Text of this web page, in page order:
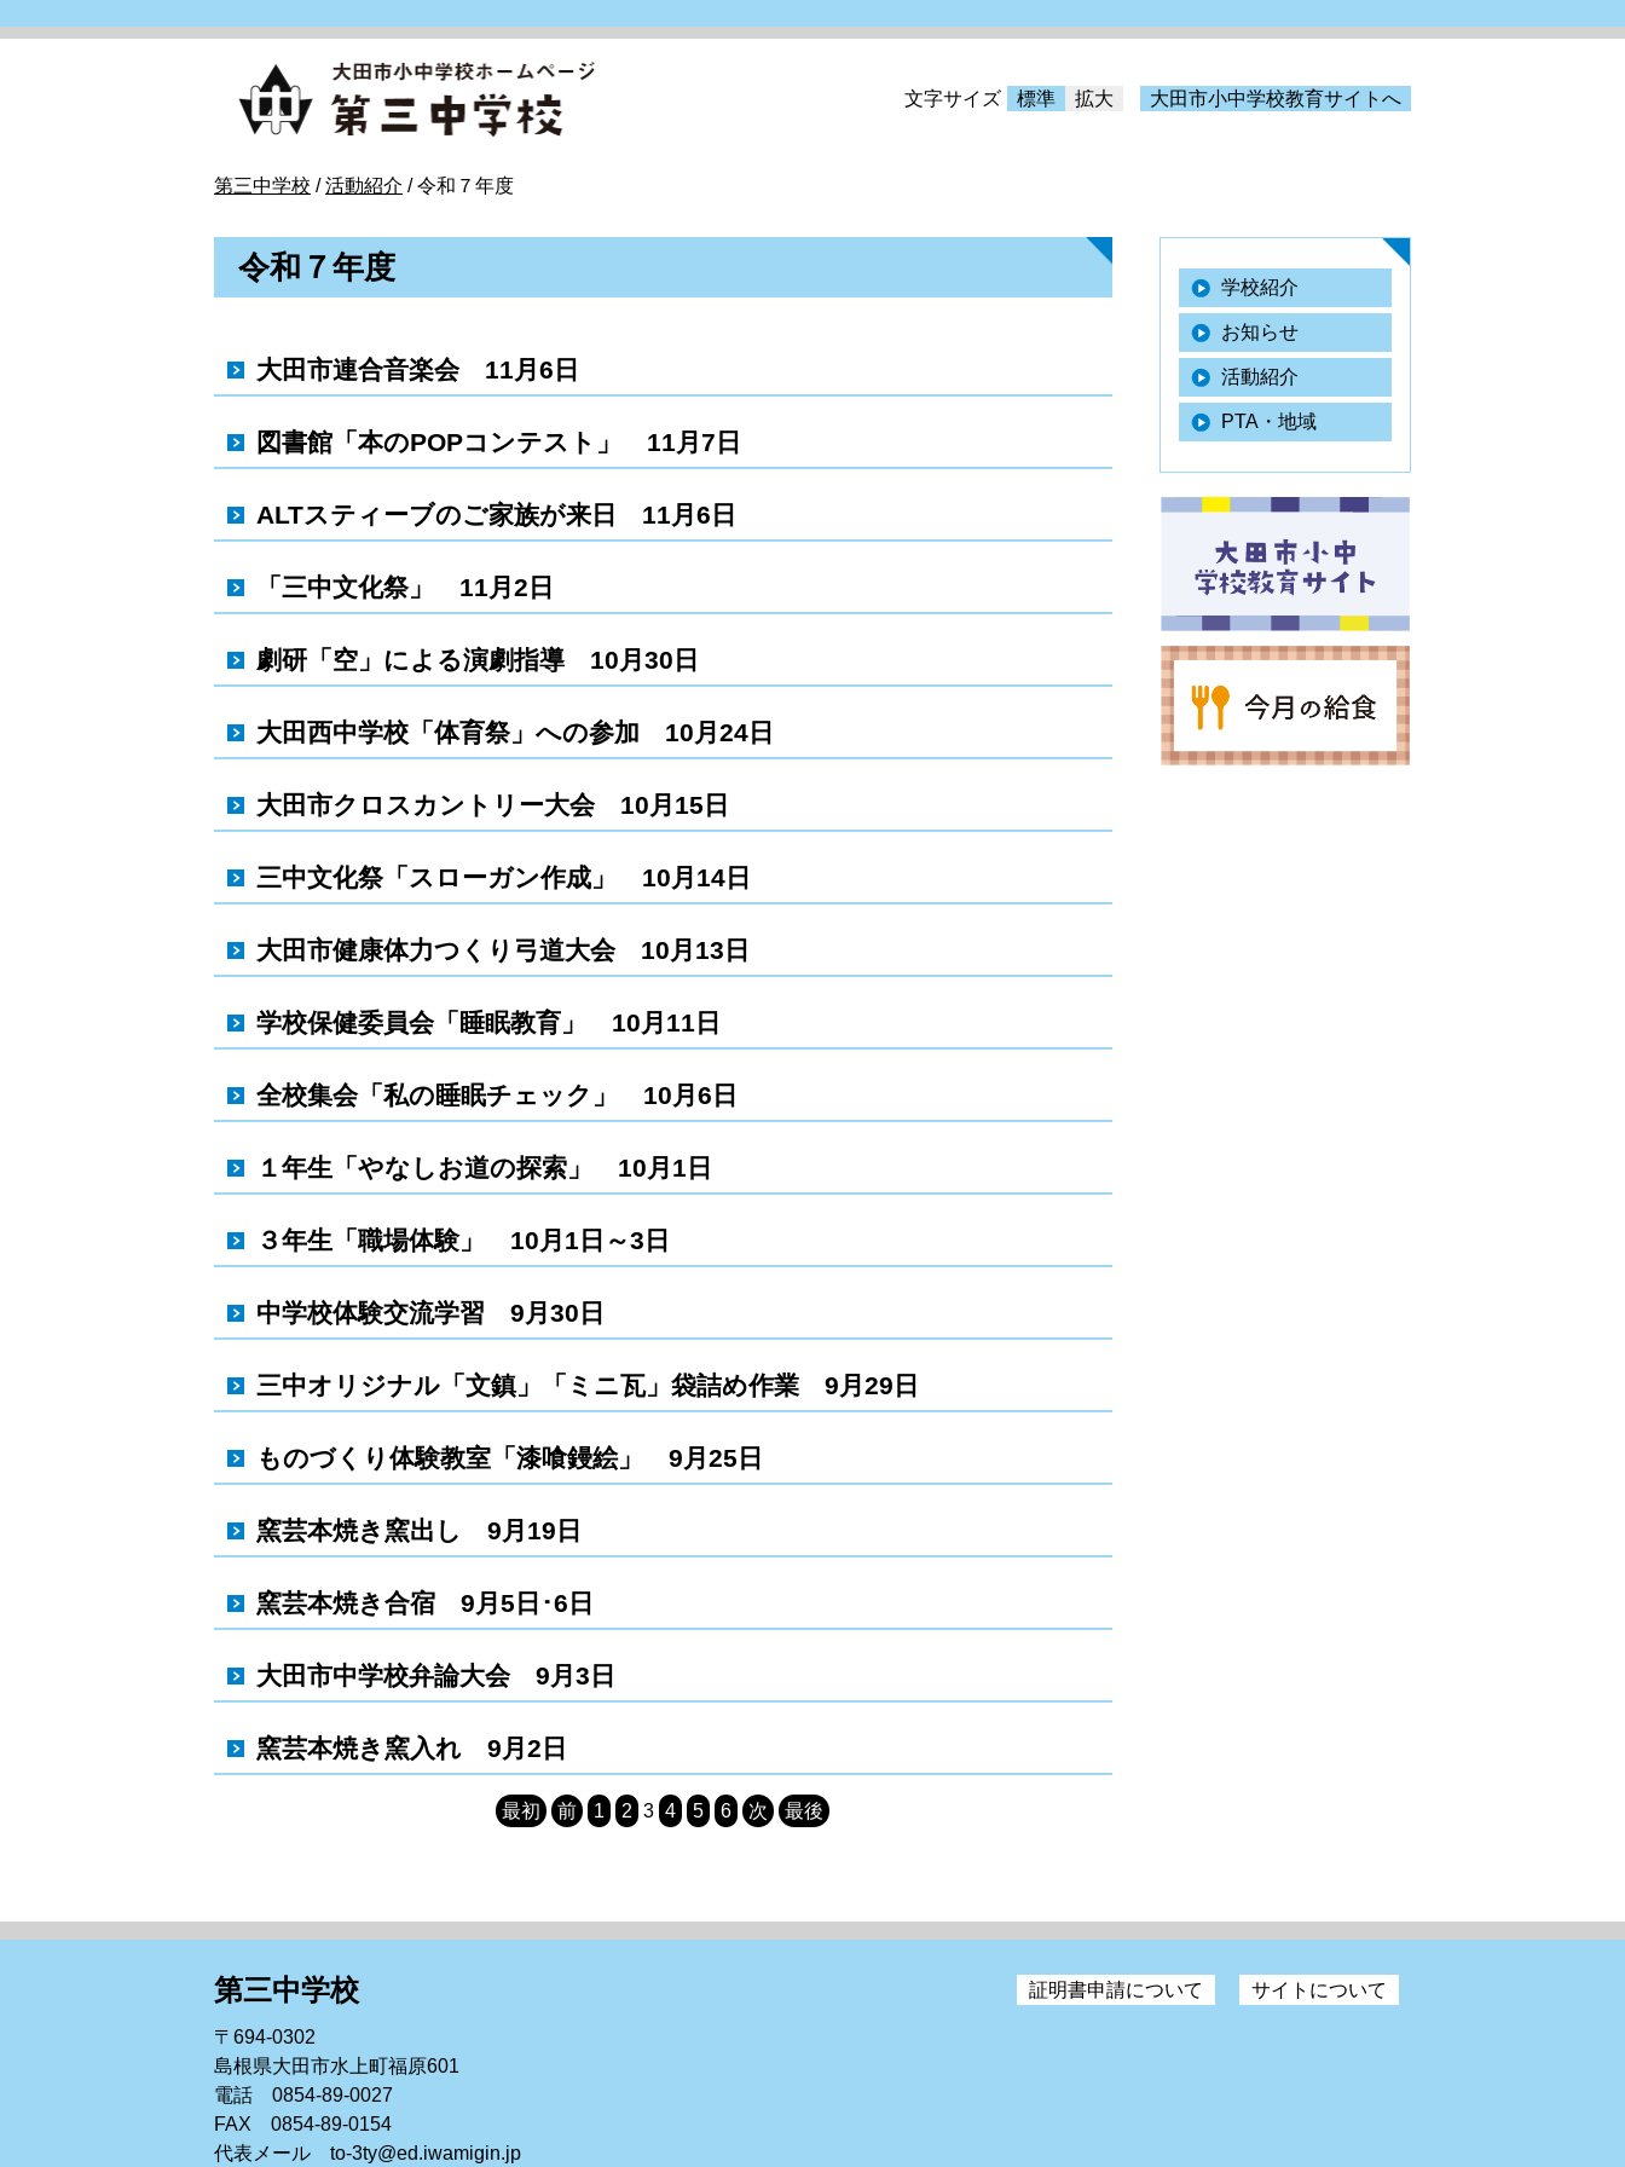
文字サイズ 標準 拡大 大田市小中学校教育サイトへ
現
の
置：
第三中学校 /活動紹介 /令和７年度
令和７年度
大田市連合音楽会 11月6日
図書館「本のPOPコンテスト」 11月7日
ALTスティーブのご家族が来日 11月6日
「三中文化祭」 11月2日
劇研「空」による演劇指導 10月30日
大田西中学校「体育祭」への参加 10月24日
大田市クロスカントリー大会 10月15日
三中文化祭「スローガン作成」 10月14日
大田市健康体力つくり弓道大会 10月13日
学校保健委員会「睡眠教育」 10月11日
全校集会「私の睡眠チェック」 10月6日
１年生「やなしお道の探索」 10月1日
３年生「職場体験」 10月1日～3日
中学校体験交流学習 9月30日
三中オリジナル「文鎮」「ミニ瓦」袋詰め作業 9月29日
ものづくり体験教室「漆喰鏝絵」 9月25日
窯芸本焼き窯出し 9月19日
窯芸本焼き合宿 9月5日･6日
大田市中学校弁論大会 9月3日
窯芸本焼き窯入れ 9月2日
最初 前 1 2 3 4 5 6 次 最後
学校紹介
お知らせ
活動紹介
PTA・地域
第三中学校
〒694-0302
島根県大田市水上町福原601
電話 0854-89-0027
FAX 0854-89-0154
代表メール to-3ty@ed.iwamigin.jp
証明書申請について サイトについて